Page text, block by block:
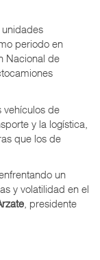
periodo en
Nacional de
vehículos de
y la logística,
que los de
un
y volatilidad en el
, presidente